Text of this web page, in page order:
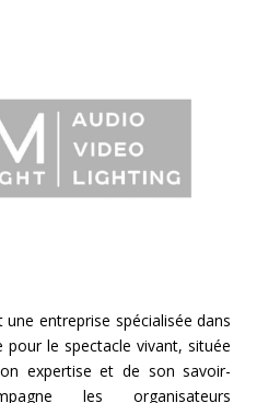
une entreprise spécialisée dans
pour le spectacle vivant, située
expertise et de son savoir-
les organisateurs